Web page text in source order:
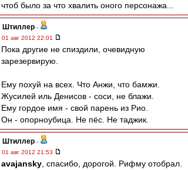
чтоб было за что хвалить оного персонажа...
Штиллер -
01 авг 2012 22:01
Пока другие не спиздили, очевидную
зарезервирую.
Ему похуй на всех. Что Анжи, что бамжи.
Жусилей иль Денисов - соси, не блажи.
Ему гордое имя - свой парень из Рио.
Он - опорноубица. Не пёс. Не таджик.
Штиллер -
01 авг 2012 21:53
avajansky , спасибо, дорогой. Рифму отобрал.